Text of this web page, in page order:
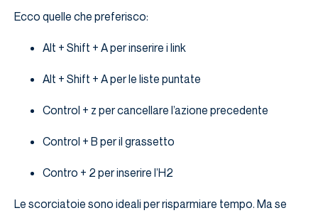
Ecco quelle che preferisco:
Alt + Shift + A per inserire i link
Alt + Shift + A per le liste puntate
Control + z per cancellare l’azione precedente
Control + B per il grassetto
Contro + 2 per inserire l’H2
Le scorciatoie sono ideali per risparmiare tempo. Ma se